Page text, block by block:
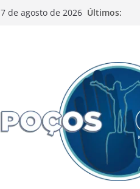
7 de agosto de 2026 Últimos: